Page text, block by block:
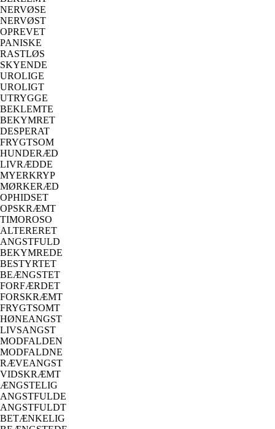
NERVØSE
NERVØST
OPREVET
PANISKE
RASTLØS
SKYENDE
UROLIGE
UROLIGT
UTRYGGE
BEKLEMTE
BEKYMRET
DESPERAT
FRYGTSOM
HUNDERÆD
LIVRÆDDE
MYERKRYP
MØRKERÆD
OPHIDSET
OPSKRÆMT
TIMOROSO
ALTERERET
ANGSTFULD
BEKYMREDE
BESTYRTET
BEÆNGSTET
FORFÆRDET
FORSKRÆMT
FRYGTSOMT
HØNEANGST
LIVSANGST
MODFALDEN
MODFALDNE
RÆVEANGST
VIDSKRÆMT
ÆNGSTELIG
ANGSTFULDE
ANGSTFULDT
BETÆNKELIG